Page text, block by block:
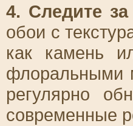
4. Следите
обои с
как камень
флоральными
регулярно
современные